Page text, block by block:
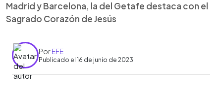
Madrid y Barcelona, la del Getafe destaca con el
Sagrado Corazón de Jesús
PorEFE
Publicado el 16 de junio de 2023